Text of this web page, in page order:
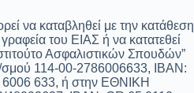
να καταβληθεί με την κατάθεση
του ΕΙΑΣ ή να κατατεθεί
Ασφαλιστικών Σπουδών”
114-00-2786006633, ΙΒΑΝ:
633, ή στην ΕΘΝΙΚΗ